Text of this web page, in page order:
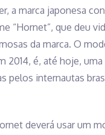
a marca japonesa
“Hornet”, que deu
da marca. O
2014, é, até hoje,
pelos internautas
deverá usar um